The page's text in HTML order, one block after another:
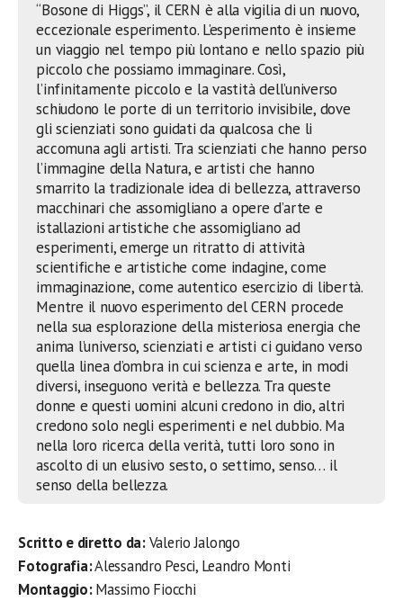
“Bosone di Higgs”, il CERN è alla vigilia di un nuovo,
eccezionale esperimento. L’esperimento è insieme
un viaggio nel tempo più lontano e nello spazio più
piccolo che possiamo immaginare. Così,
l’infinitamente piccolo e la vastità dell’universo
schiudono le porte di un territorio invisibile, dove
gli scienziati sono guidati da qualcosa che li
accomuna agli artisti. Tra scienziati che hanno perso
l’immagine della Natura, e artisti che hanno
smarrito la tradizionale idea di bellezza, attraverso
macchinari che assomigliano a opere d’arte e
istallazioni artistiche che assomigliano ad
esperimenti, emerge un ritratto di attività
scientifiche e artistiche come indagine, come
immaginazione, come autentico esercizio di libertà.
Mentre il nuovo esperimento del CERN procede
nella sua esplorazione della misteriosa energia che
anima l’universo, scienziati e artisti ci guidano verso
quella linea d’ombra in cui scienza e arte, in modi
diversi, inseguono verità e bellezza. Tra queste
donne e questi uomini alcuni credono in dio, altri
credono solo negli esperimenti e nel dubbio. Ma
nella loro ricerca della verità, tutti loro sono in
ascolto di un elusivo sesto, o settimo, senso… il
senso della bellezza.
Scritto e diretto da:Valerio Jalongo
Fotografia:Alessandro Pesci, Leandro Monti
Montaggio:Massimo Fiocchi